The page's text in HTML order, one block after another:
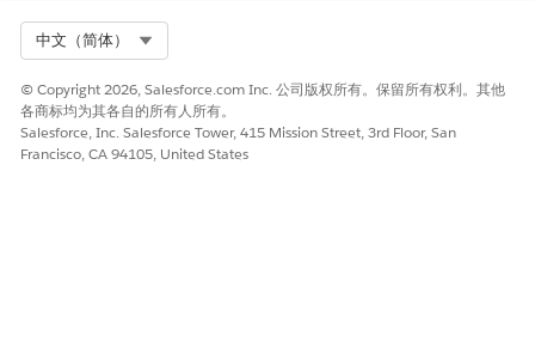
中文（简体）
© Copyright 2026, Salesforce.com Inc. 公司版权所有。保留所有权利。其他
各商标均为其各自的所有人所有。
Salesforce, Inc. Salesforce Tower, 415 Mission Street, 3rd Floor, San
Francisco, CA 94105, United States